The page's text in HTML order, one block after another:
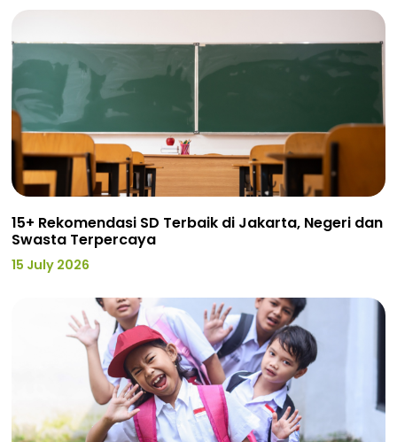
15+ Rekomendasi SD Terbaik di Jakarta, Negeri dan
Swasta Terpercaya
15 July 2026